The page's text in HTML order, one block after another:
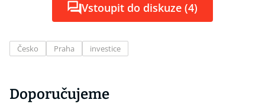
Vstoupit do diskuze (4)
Česko Praha investice
Doporučujeme